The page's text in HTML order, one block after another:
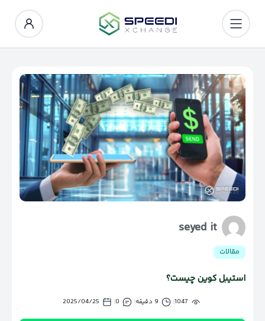
seyed it
مقالات
استیبل کوین چیست؟
1047 9 دقیقه 0
2025/04/25